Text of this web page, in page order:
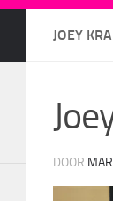
JOEY
DOOR